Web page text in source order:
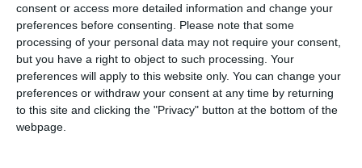
consent or access more detailed information and change your
preferences before consenting.
Please note that some
processing of your personal data may not require your consent,
but you have a right to object to such processing. Your
preferences will apply to this website only. You can change your
preferences or withdraw your consent at any time by returning
to this site and clicking the "Privacy" button at the bottom of the
webpage.